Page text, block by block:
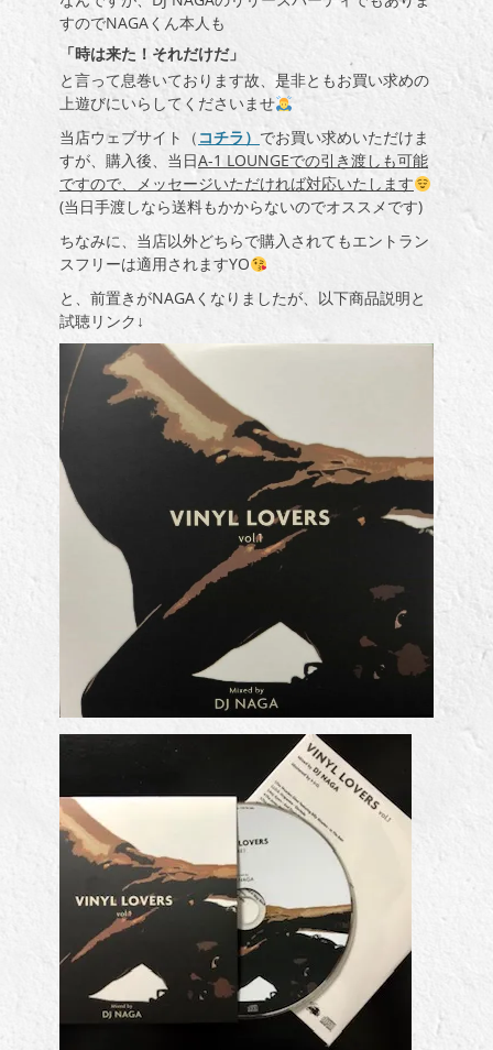
すのでNAGAくん本人も
「時は来た！それだけだ」
と言って息巻いております故、是非ともお買い求めの
上遊びにいらしてくださいませ
当店ウェブサイト（ コチラ） でお買い求めいただけま
すが、購入後、当日A-1 LOUNGEでの引き渡しも可能
ですので、メッセージいただければ対応いたします
(当日手渡しなら送料もかからないのでオススメです)
ちなみに、当店以外どちらで購入されてもエントラン
スフリーは適用されますYO
と、前置きがNAGAくなりましたが、以下商品説明と
試聴リンク↓